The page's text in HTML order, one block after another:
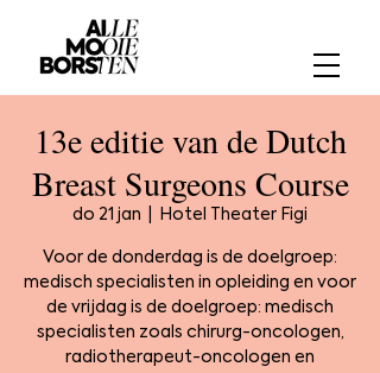
13e editie van de Dutch
Breast Surgeons Course
do 21 jan Hotel Theater Figi
Voor de donderdag is de doelgroep:
medisch specialisten in opleiding en voor
de vrijdag is de doelgroep: medisch
specialisten zoals chirurg-oncologen,
radiotherapeut-oncologen en